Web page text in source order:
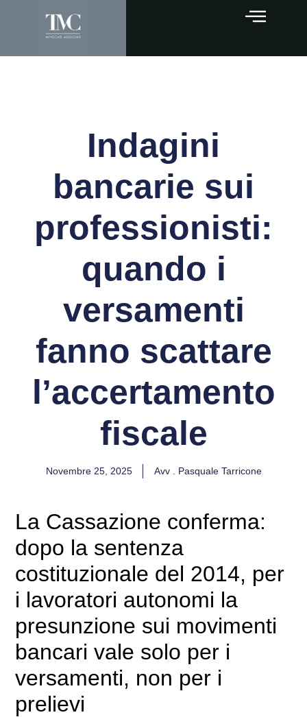
Indagini
bancarie sui
professionisti:
quando i
versamenti
fanno scattare
l’accertamento
fiscale
Novembre 25, 2025 Avv . Pasquale Tarricone
La Cassazione conferma:
dopo la sentenza
costituzionale del 2014, per
i lavoratori autonomi la
presunzione sui movimenti
bancari vale solo per i
versamenti, non per i
prelievi